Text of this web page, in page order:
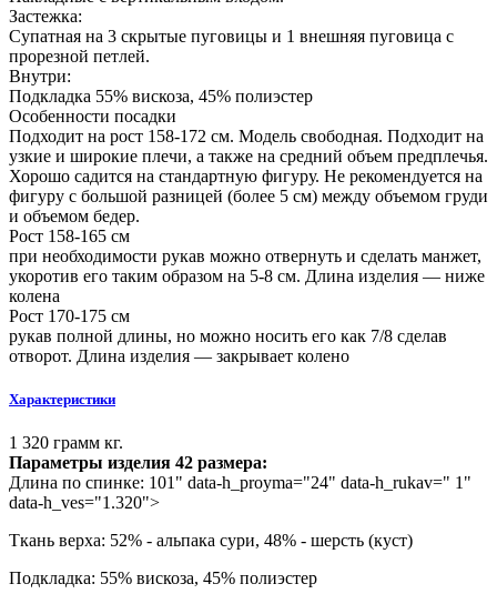
Застежка:
Супатная на 3 скрытые пуговицы и 1 внешняя пуговица с
прорезной петлей.
Внутри:
Подкладка 55% вискоза, 45% полиэстер
Особенности посадки
Подходит на рост 158-172 см. Модель свободная. Подходит на
узкие и широкие плечи, а также на средний объем предплечья.
Хорошо садится на стандартную фигуру. Не рекомендуется на
фигуру с большой разницей (более 5 см) между объемом груди
и объемом бедер.
Рост 158-165 см
при необходимости рукав можно отвернуть и сделать манжет,
укоротив его таким образом на 5-8 см. Длина изделия — ниже
колена
Рост 170-175 см
рукав полной длины, но можно носить его как 7/8 сделав
отворот. Длина изделия — закрывает колено
Характеристики
1 320 грамм кг.
Параметры изделия 42 размера:
Длина по спинке: 101 " data-h_proyma="24" data-h_rukav=" 1"
data-h_ves="1.320">
Ткань верха: 52% - альпака сури, 48% - шерсть (куст)
Подкладка: 55% вискоза, 45% полиэстер